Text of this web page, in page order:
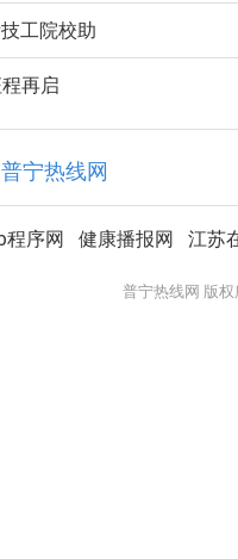
工院校助
再启
普宁热线网
程序网 健康播报网 江苏
普宁热线网 版